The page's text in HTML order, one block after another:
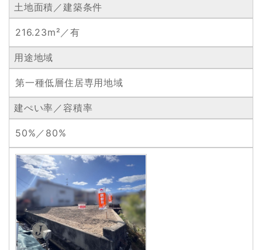
土地面積／建築条件
216.23m²／有
用途地域
第一種低層住居専用地域
建ぺい率／容積率
50%／80%